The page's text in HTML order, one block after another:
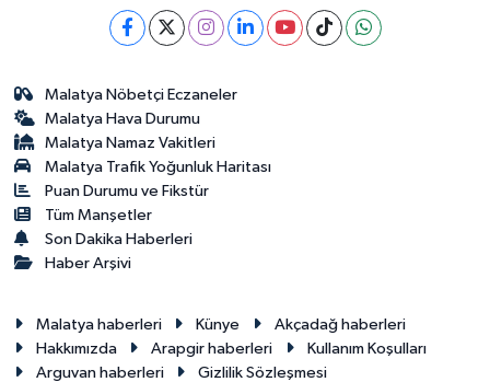
Malatya Nöbetçi Eczaneler
Malatya Hava Durumu
Malatya Namaz Vakitleri
Malatya Trafik Yoğunluk Haritası
Puan Durumu ve Fikstür
Tüm Manşetler
Son Dakika Haberleri
Haber Arşivi
Malatya haberleri Künye
Akçadağ haberleri
Hakkımızda
Arapgir haberleri
Kullanım Koşulları
Arguvan haberleri
Gizlilik Sözleşmesi